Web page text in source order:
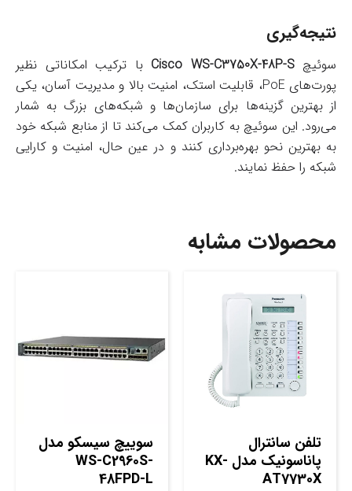
نتیجه‌گیری
سوئیچCisco WS-C3750X-48P-S با ترکیب امکاناتی نظیر
پورت‌های PoE، قابلیت استک، امنیت بالا و مدیریت آسان، یکی
از بهترین گزینه‌ها برای سازمان‌ها و شبکه‌های بزرگ به شمار
می‌رود. این سوئیچ به کاربران کمک می‌کند تا از منابع شبکه خود
به بهترین نحو بهره‌برداری کنند و در عین حال، امنیت و کارایی
شبکه را حفظ نمایند.
محصولات مشابه
تلفن سانترال
پاناسونیک مدل KX-
AT7730X
سوييچ سيسکو مدل
WS-C2960S-
48FPD-L